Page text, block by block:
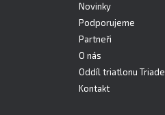
Novinky
Podporujeme
Partneři
O nás
Oddíl triatlonu Triade
Kontakt